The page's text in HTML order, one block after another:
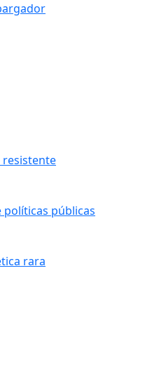
políticas públicas
rara